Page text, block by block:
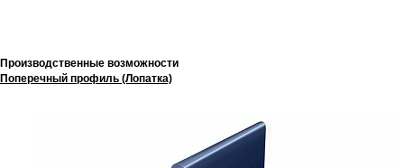
Производственные возможности
Поперечный профиль (Лопатка)